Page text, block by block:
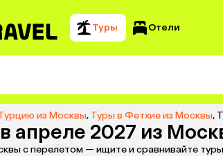
Туры Отели
из Москвы, Туры в Фетхие из Москвы,
апреле 2027 из
с перелетом — ищите и сравнивайте